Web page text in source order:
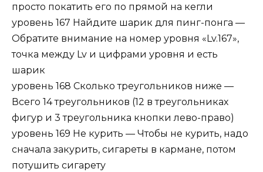
просто покатить его по прямой на кегли
уровень 167 Найдите шарик для пинг-понга —
Обратите внимание на номер уровня «Lv.167»,
точка между Lv и цифрами уровня и есть
шарик
уровень 168 Сколько треугольников ниже —
Всего 14 треугольников (12 в треугольниках
фигур и 3 треугольника кнопки лево-право)
уровень 169 Не курить — Чтобы не курить, надо
сначала закурить, сигареты в кармане, потом
потушить сигарету